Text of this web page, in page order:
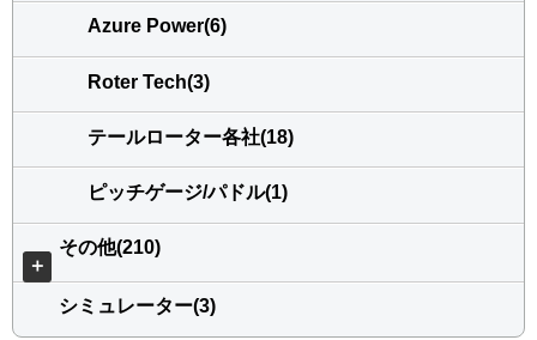
Azure Power(6)
Roter Tech(3)
テールローター各社(18)
ピッチゲージ/パドル(1)
＋
その他(210)
シミュレーター(3)